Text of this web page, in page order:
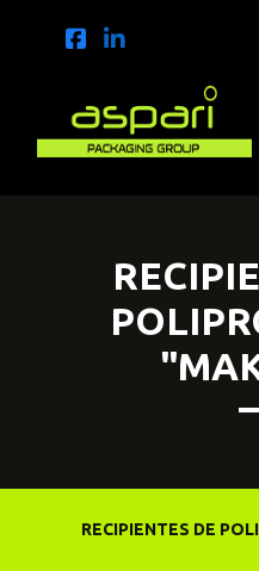
RECIPIENTES DE